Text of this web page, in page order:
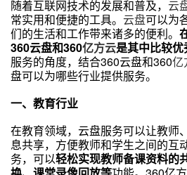
随着互联网技术的发展和普及， 云
常实用和便捷的工具。 云盘可以为
们的生活和工作带来诸多的便利。
360云盘和360亿方云是其中比较优
服务的角度，结合360云盘和360亿
盘可以为哪些行业提供服务。
一、教育行业
在教育领域，云盘服务可以让教师
息共享，方便教师和学生之间的互
务，可以轻松实现教师备课资料的